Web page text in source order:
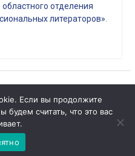
отделения
литераторов»
защищены.
Если вы продолжите
будем считать, что это вас